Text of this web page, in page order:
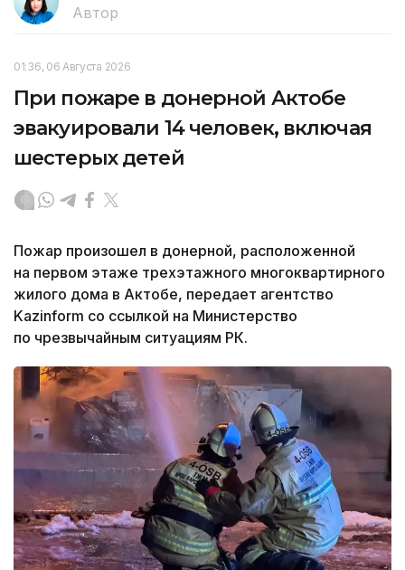
Автор
01:36, 06 Августа 2026
При пожаре в донерной Актобе
эвакуировали 14 человек, включая
шестерых детей
Пожар произошел в донерной, расположенной
на первом этаже трехэтажного многоквартирного
жилого дома в Актобе, передает агентство
Kazinform со ссылкой на Министерство
по чрезвычайным ситуациям РК.